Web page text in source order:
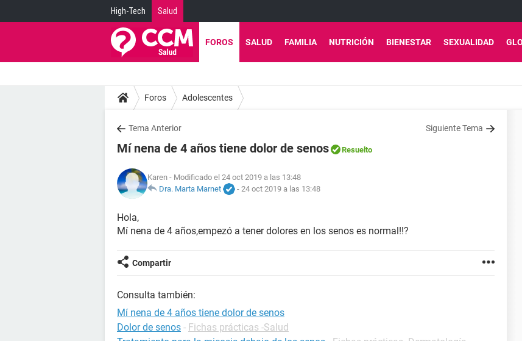
High-Tech Salud
FOROS SALUD FAMILIA NUTRICIÓN BIENESTAR SEXUALIDAD
Foros Adolescentes
Tema Anterior Siguiente Tema
Mí nena de 4 años tiene dolor de senos Resuelto
Karen - Modificado el 24 oct 2019 a las 13:48
Dra. Marta Marnet
- 24 oct 2019 a las 13:48
Hola,
Mí nena de 4 años,empezó a tener dolores en los senos es normal!!?
Compartir
Consulta también:
Mí nena de 4 años tiene dolor de senos
Dolor de senos - Fichas prácticas -Salud